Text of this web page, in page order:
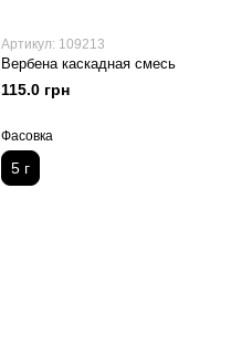
Артикул: 109213
Вербена каскадная смесь
115.0 грн
Фасовка
5 г